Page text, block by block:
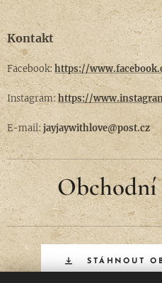
Kontakt
Facebook:https://
Instagram:https://
E-mail:jayjaywithlove@post.cz
STÁHNOUT